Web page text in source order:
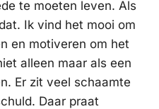
te moeten leven. Als
Ik vind het mooi om
en motiveren om het
alleen maar als een
Er zit veel schaamte
Daar praat